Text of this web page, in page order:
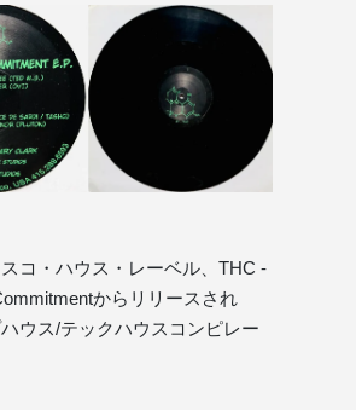
コ・ハウス・レーベル、THC -
からリリースされ
ウス/テックハウスコンピレー